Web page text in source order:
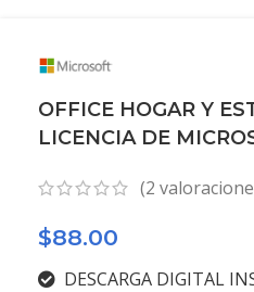
OFFICE HOGAR Y
LICENCIA DE
(2
$88.00
DESCARGA DIGITAL